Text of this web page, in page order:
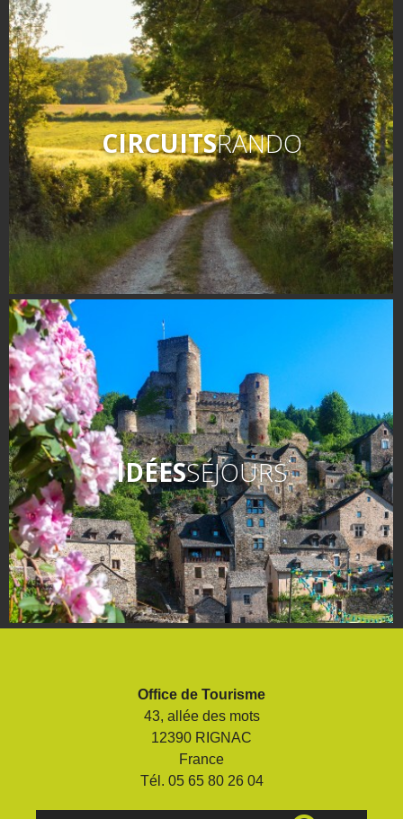
CIRCUITSRANDO
IDÉESSÉJOURS
Office de Tourisme
43, allée des mots
12390 RIGNAC
France
Tél. 05 65 80 26 04